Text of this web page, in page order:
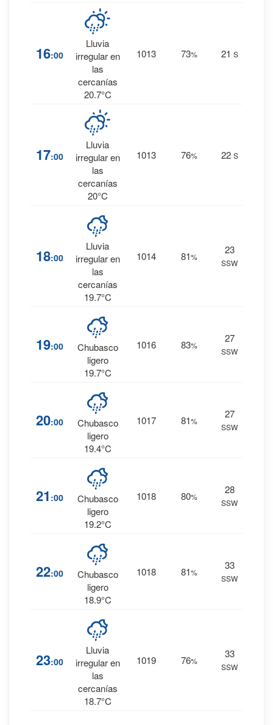
16:00
Lluvia
irregular en
las
cercanías
20.7°C
1013 73% 21 S
17:00
Lluvia
irregular en
las
cercanías
20°C
1013 76% 22 S
18:00
Lluvia
irregular en
las
cercanías
19.7°C
1014 81%
23
SSW
19:00
Chubasco
ligero
19.7°C
1016 83%
27
SSW
20:00
Chubasco
ligero
19.4°C
1017 81%
27
SSW
21 :00
Chubasco
ligero
19.2°C
1018 80%
28
SSW
22:00
Chubasco
ligero
18.9°C
1018 81%
33
SSW
23:00
Lluvia
irregular en
las
cercanías
18.7°C
1019 76%
33
SSW